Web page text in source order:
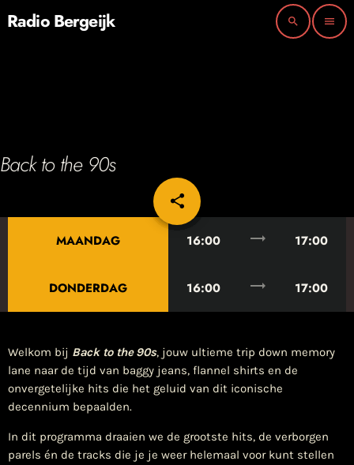
Radio Bergeijk search menu
Back to the 90s
share
email
MAANDAG 16:00 trending_flat 17:00
DONDERDAG 16:00 trending_flat 17:00
Welkom bij Back to the 90s, jouw ultieme trip down memory
lane naar de tijd van baggy jeans, flannel shirts en de
onvergetelijke hits die het geluid van dit iconische
decennium bepaalden.
In dit programma draaien we de grootste hits, de verborgen
parels én de tracks die je je weer helemaal voor kunt stellen